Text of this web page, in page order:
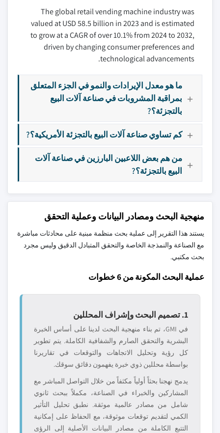
The global retail vending machine industry was
valued at USD 58.5 billion in 2023 and is estimated
to grow at a CAGR of over 10.1% from 2024 to 2032,
driven by changing consumer preferences and
technological advancements.
ما هو معدل الإيرادات والنمو في الجزء المتعلق
بمراقبة المشروبات في صناعة آلات البيع
بالتجزئة؟?
كم تساوي صناعة آلات البيع بالتجزئة الأمريكية؟?
من هم بعض اللاعبين البارزين في صناعة آلات
البيع بالتجزئة؟?
منهجية البحث ومصادر البيانات وعملية التحقق
يستند هذا التقرير إلى عملية بحث منظمة مبنية على محادثات مباشرة
مع الصناعة والنمذجة الخاصة والتحقق المتبادل الدقيق وليس مجرد
بحث مكتبي.
عملية البحث المكونة من 6 خطوات
1. تصميم البحث وإشراف المحللين
في GMI، تم بناء منهجية البحث لدينا على أساس الخبرة
البشرية والتحقق الصارم والشفافية الكاملة. يتم تطوير
كل رؤية وتحليل الاتجاهات والتوقعات في تقاريرنا
بواسطة محللين ذوي خبرة يفهمون دقائق سوقك.
يدمج نهجنا بحثاً أولياً مكثفاً من خلال التواصل المباشر مع
المشاركين والخبراء في الصناعة، مكملاً ببحث ثانوي
شامل من مصادر عالمية موثقة. نطبق تحليل التأثير
الكمي لتقديم توقعات موثوقة، مع الحفاظ على إمكانية
التتبع الكاملة من مصادر البيانات الأصلية إلى الرؤى